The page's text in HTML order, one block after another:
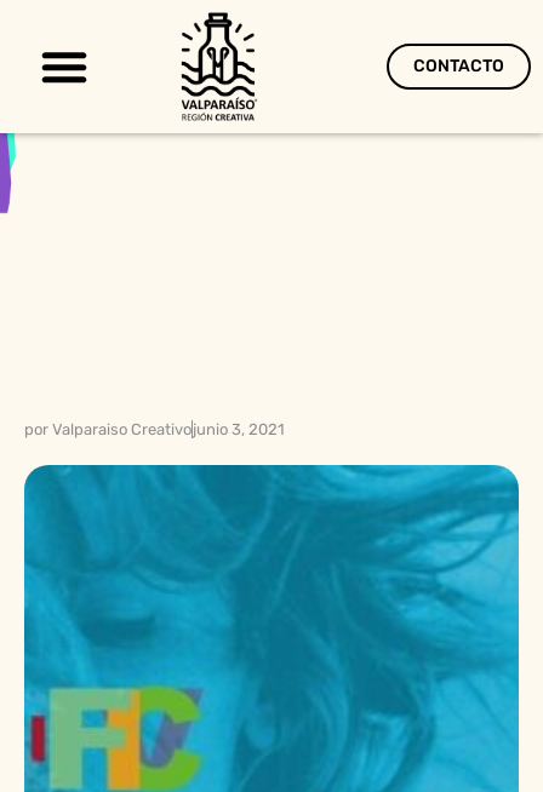
CONTACTO
por Valparaiso Creativojunio 3, 2021